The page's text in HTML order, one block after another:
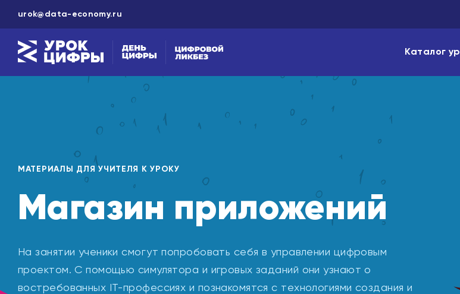
urok@data-economy.ru
Каталог
МАТЕРИАЛЫ ДЛЯ УЧИТЕЛЯ К УРОКУ
Магазин приложений
На занятии ученики смогут попробовать себя в управлении цифровым
проектом. С помощью симулятора и игровых заданий они узнают о
востребованных IT-профессиях и познакомятся с технологиями создания и